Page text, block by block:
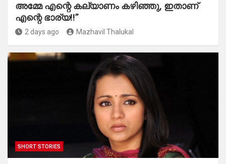
അമ്മേ എന്റെ കല്യാണം കഴിഞ്ഞു, ഇതാണ്
എന്റെ ഭാര്യ!!”
2 days ago Mazhavil Thalukal
SHORT STORIES